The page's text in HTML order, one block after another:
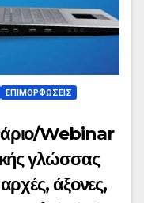
ΕΠΙΜΟΡΦΏΣΕΙΣ
Webinar
γλώσσας
άξονες,